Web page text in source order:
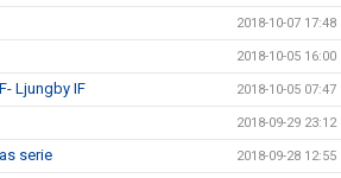
2018-10-07 17:48
2018-10-05 16:00
Ljungby IF 2018-10-05 07:47
2018-09-29 23:12
serie 2018-09-28 12:55